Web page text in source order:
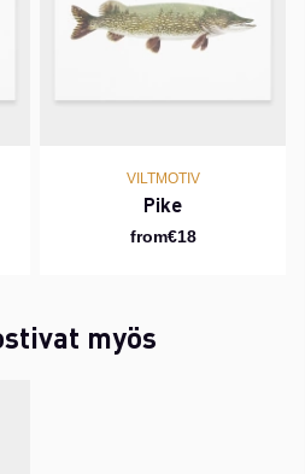
VILTMOTIV
Pike
from€18
myös